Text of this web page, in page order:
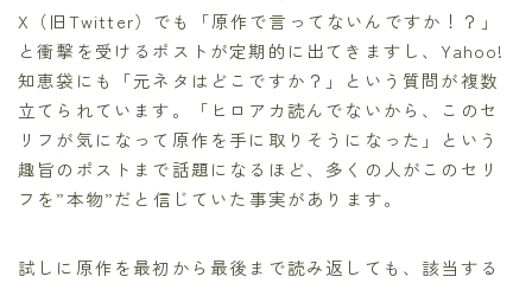
X（旧Twitter）でも「原作で言ってないんですか！？」
と衝撃を受けるポストが定期的に出てきますし、Yahoo!
知恵袋にも「元ネタはどこですか？」という質問が複数
立てられています。「ヒロアカ読んでないから、このセ
リフが気になって原作を手に取りそうになった」という
趣旨のポストまで話題になるほど、多くの人がこのセリ
フを”本物”だと信じていた事実があります。
試しに原作を最初から最後まで読み返しても、該当する